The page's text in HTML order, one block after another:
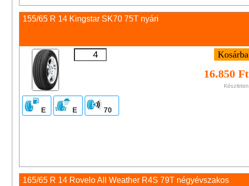
155/65 R 14 Kingstar SK70 75T nyári
16.850 Ft
Készleten
E E 70
165/65 R 14 Rovelo All Weather R4S 79T négyévszakos